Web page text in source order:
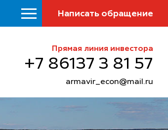
Написать обращение
Прямая линия инвестора
+7 86137 3 81 57
armavir_econ@mail.ru